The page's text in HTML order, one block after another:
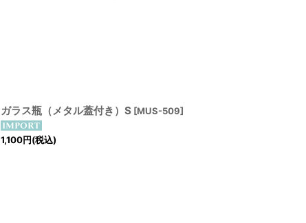
ガラス瓶（メタル蓋付き）S [MUS-509]
1,100円(税込)